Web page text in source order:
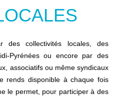
des collectivités locales, des
Pyrénées ou encore par des
associatifs ou même syndicaux
rends disponible à chaque fois
le permet, pour participer à des